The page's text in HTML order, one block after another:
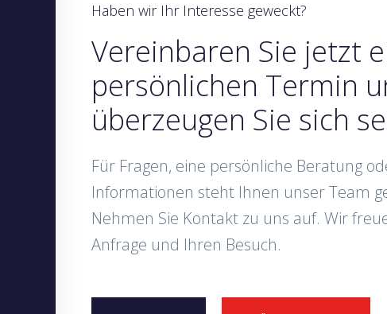
Haben wir Ihr Interesse geweckt?
Vereinbaren Sie jetzt
persönlichen Termin
überzeugen Sie sich
Für Fragen, eine persönliche Beratung
Informationen steht Ihnen unser Team
Nehmen Sie Kontakt zu uns auf. Wir
Anfrage und Ihren Besuch.